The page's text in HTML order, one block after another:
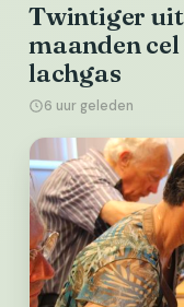
Twintiger
maanden
lachgas
6 uur geleden